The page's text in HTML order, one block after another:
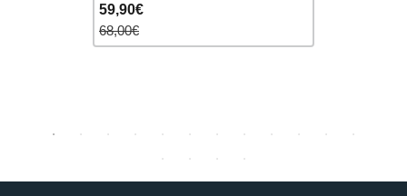
59,90€
68,00€